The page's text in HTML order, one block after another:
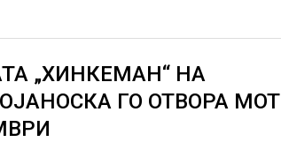
„ХИНКЕМАН“ НА
ГО ОТВОРА МОТ